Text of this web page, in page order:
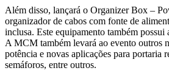
Além disso, lançará o Organizer Box –
organizador de cabos com fonte de
inclusa. Este equipamento também possui
A MCM também levará ao evento outros
potência e novas aplicações para portaria
semáforos, entre outros.